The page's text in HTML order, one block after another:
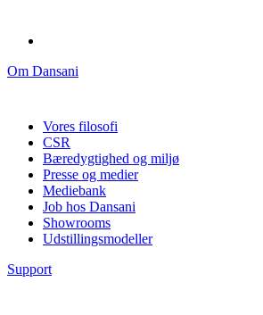
Om Dansani
Vores filosofi
CSR
Bæredygtighed og miljø
Presse og medier
Mediebank
Job hos Dansani
Showrooms
Udstillingsmodeller
Support